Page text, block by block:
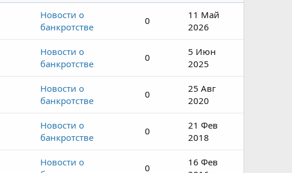
Новости о
банкротстве
0
11 Май
2026
Новости о
банкротстве
0
5 Июн
2025
Новости о
банкротстве
0
25 Авг
2020
Новости о
банкротстве
0
21 Фев
2018
Новости о
0
16 Фев